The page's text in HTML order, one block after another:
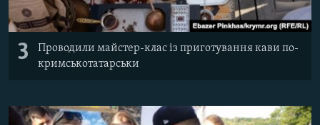
3
Проводили майстер-клас із приготування кави по-
кримськотатарськи